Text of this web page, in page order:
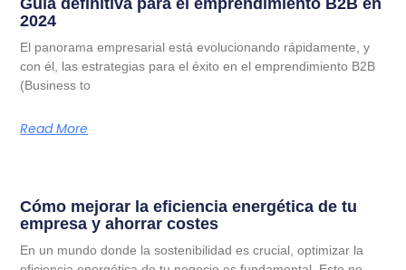
2024
El panorama empresarial está evolucionando rápidamente, y
con él, las estrategias para el éxito en el emprendimiento B2B
(Business to
Read More
Cómo mejorar la eficiencia energética de tu
empresa y ahorrar costes
En un mundo donde la sostenibilidad es crucial, optimizar la